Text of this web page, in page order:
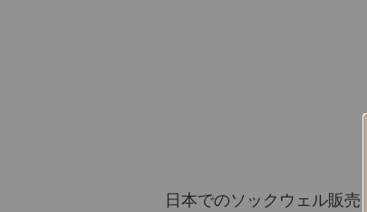
日本でのソックウェル販売